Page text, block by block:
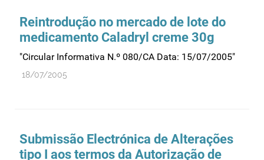
Reintrodução no mercado de lote do
medicamento Caladryl creme 30g
"Circular Informativa N.º 080/CA Data: 15/07/2005"
18/07/2005
Submissão Electrónica de Alterações
tipo I aos termos da Autorização de